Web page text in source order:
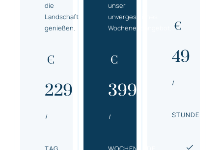
die
Landschaft
genießen.
€
229
/
unser
unvergessliches
Wochenendangebot.
€
399
/
€
49
/
STUNDE